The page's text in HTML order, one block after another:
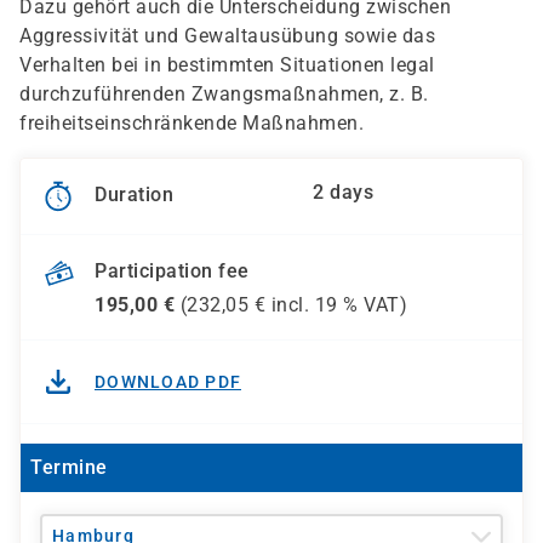
Dazu gehört auch die Unterscheidung zwischen
Aggressivität und Gewaltausübung sowie das
Verhalten bei in bestimmten Situationen legal
durchzuführenden Zwangsmaßnahmen, z. B.
freiheitseinschränkende Maßnahmen.
Duration 2 days
Participation fee
195,00 € (232,05 € incl. 19 % VAT)
DOWNLOAD PDF
Termine
Hamburg